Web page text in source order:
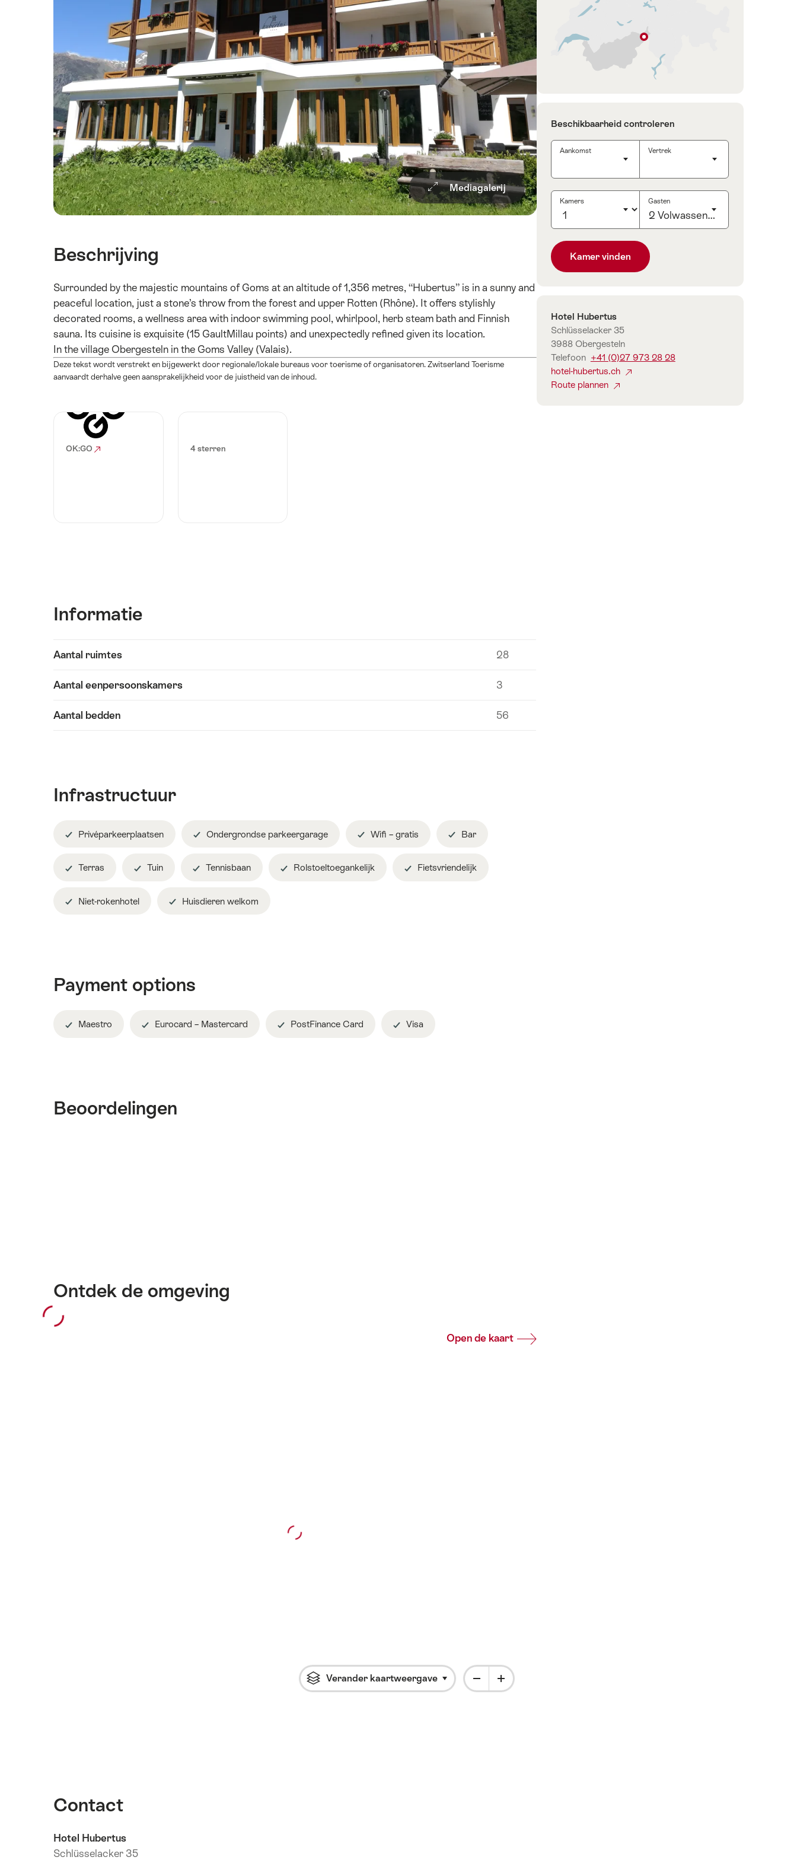
Mediagalerij
Beschrijving
Surrounded by the majestic mountains of Goms at an altitude of 1,356 metres, “Hubertus” is in a sunny and
peaceful location, just a stone’s throw from the forest and upper Rotten (Rhône). It offers stylishly
decorated rooms, a wellness area with indoor swimming pool, whirlpool, herb steam bath and Finnish
sauna. Its cuisine is exquisite (15 GaultMillau points) and unexpectedly refined given its location.
In the village Obergesteln in the Goms Valley (Valais).
Deze tekst wordt verstrekt en bijgewerkt door regionale/lokale bureaus voor toerisme of organisatoren. Zwitserland Toerisme
aanvaardt derhalve geen aansprakelijkheid voor de juistheid van de inhoud.
OK:GO 4 sterren
Informatie
Informatie
weergeven
Aantal ruimtes 28
Aantal eenpersoonskamers 3
Aantal bedden 56
Infrastructuur
Privéparkeerplaatsen Ondergrondse parkeergarage Wifi – gratis Bar
Terras Tuin Tennisbaan Rolstoeltoegankelijk Fietsvriendelijk
Niet-rokenhotel Huisdieren welkom
Payment options
Maestro Eurocard – Mastercard PostFinance Card Visa
Beoordelingen
Ontdek de omgeving
Open de kaart
Verander kaartweergave Klik om vervolgmenu met verdere informatie te openen
Contact
Hotel Hubertus
Schlüsselacker 35
Obergesteln
Wallis
Beschikbaarheid controleren
Aankomst
(Kies een datum met de pijltoetsen)
Vertrek
(Kies een datum met de
Kamers Gasten
2 Volwassenen
om
het
Kamer vinden
Contact
Hotel Hubertus
Schlüsselacker 35
3988 Obergesteln
Telefoon +41 (0)27 973 28 28
hotel-hubertus.ch
Route plannen